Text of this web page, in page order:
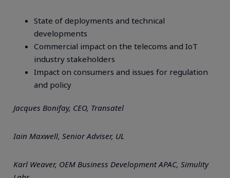
State of deployments and technical
developments
Commercial impact on the telecoms and IoT
industry stakeholders
Impact on consumers and issues for regulation
and policy
Jacques Bonifay, CEO, Transatel
Iain Maxwell, Senior Adviser, UL
Karl Weaver, OEM Business Development APAC, Simulity